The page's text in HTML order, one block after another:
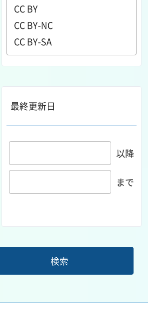
最終更新日
以降
まで